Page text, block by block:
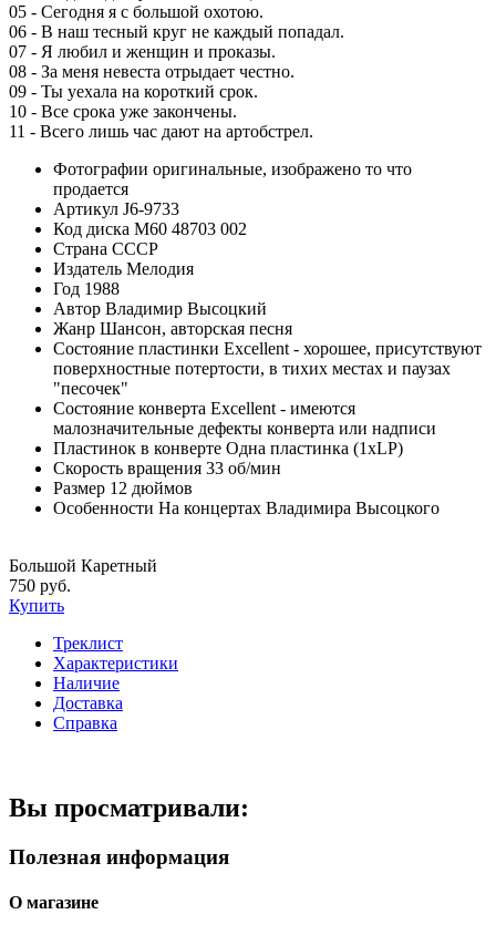
05 - Сегодня я с большой охотою.
06 - В наш тесный круг не каждый попадал.
07 - Я любил и женщин и проказы.
08 - За меня невеста отрыдает честно.
09 - Ты уехала на короткий срок.
10 - Все срока уже закончены.
11 - Всего лишь час дают на артобстрел.
Фотографии оригинальные, изображено то что
продается
Артикул J6-9733
Код диска М60 48703 002
Страна СССР
Издатель Мелодия
Год 1988
Автор Владимир Высоцкий
Жанр Шансон, авторская песня
Состояние пластинки Excellent - хорошее, присутствуют
поверхностные потертости, в тихих местах и паузах
"песочек"
Состояние конверта Excellent - имеются
малозначительные дефекты конверта или надписи
Пластинок в конверте Одна пластинка (1xLP)
Скорость вращения 33 об/мин
Размер 12 дюймов
Особенности На концертах Владимира Высоцкого
Большой Каретный
750 руб.
Купить
Треклист
Характеристики
Наличие
Доставка
Справка
Вы просматривали:
Полезная информация
О магазине